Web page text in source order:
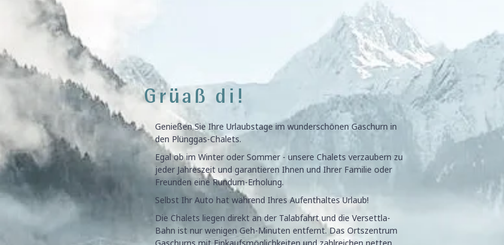
Grüaß di!
Genießen Sie Ihre Urlaubstage im wunderschönen Gaschurn in
den Plünggas-Chalets.
Egal ob im Winter oder Sommer - unsere Chalets verzaubern zu
jeder Jahreszeit und garantieren Ihnen und Ihrer Familie oder
Freunden eine Rundum-Erholung.​
​Selbst Ihr Auto hat während Ihres Aufenthaltes Urlaub!
Die Chalets liegen direkt an der Talabfahrt und die Versettla-
Bahn ist nur wenigen Geh-Minuten entfernt. Das Ortszentrum